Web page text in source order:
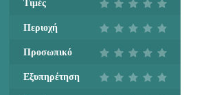
Τιμές
Περιοχή
Προσωπικό
Εξυπηρέτηση